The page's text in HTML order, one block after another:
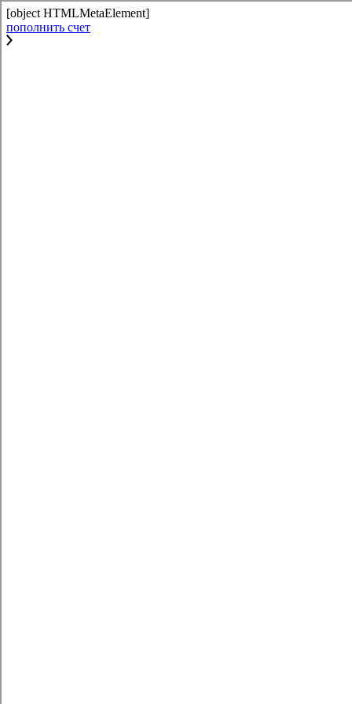
[object HTMLMetaElement]
пополнить счет